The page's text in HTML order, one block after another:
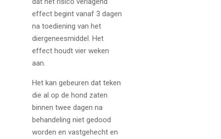
effect begint vanaf 3 dagen
na toediening van het
diergeneesmiddel. Het
effect houdt vier weken
aan.
Het kan gebeuren dat teken
die al op de hond zaten
binnen twee dagen na
behandeling niet gedood
worden en vastgehecht en